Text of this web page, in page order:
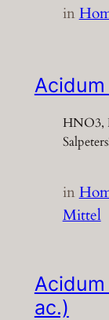
in
HNO3,
in
Mittel
ac.)